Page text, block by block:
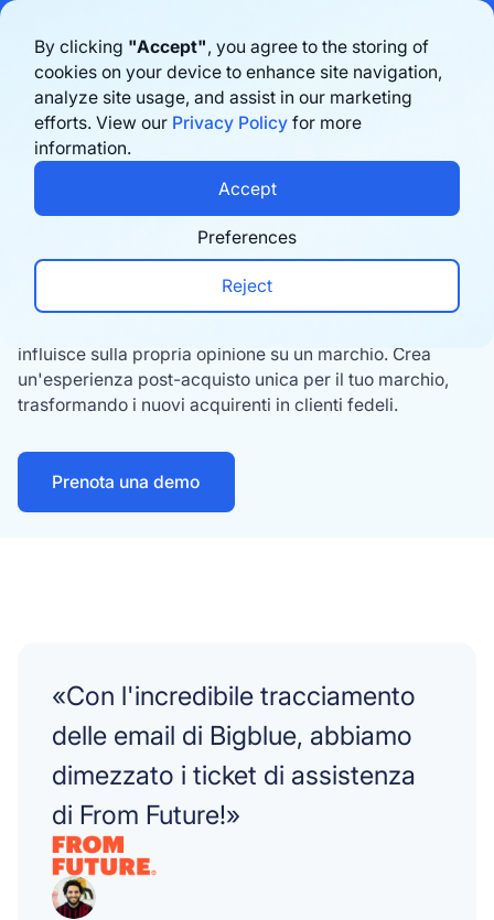
By clicking "Accept", you agree to the storing of
cookies on your device to enhance site navigation,
analyze site usage, and assist in our marketing
efforts. View our Privacy Policy for more
information.
Preferences
Reject
Accept
Benelux in 2026. Learn morehere
Prenota una demo
Monitoraggio
memorabile‑esperienza di
acquisto
influisce sulla propria opinione su un marchio. Crea
un'esperienza post-acquisto unica per il tuo marchio,
trasformando i nuovi acquirenti in clienti fedeli.
Prenota una demo
«Con l'incredibile tracciamento
delle email di Bigblue, abbiamo
dimezzato i ticket di assistenza
di From Future!»